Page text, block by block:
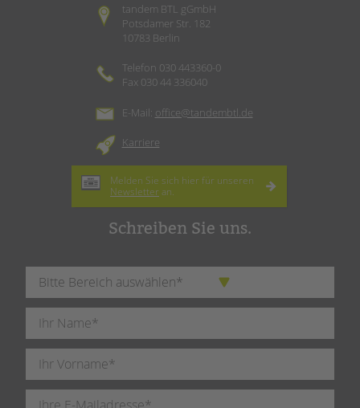
tandem BTL gGmbH
Potsdamer Str. 182
10783 Berlin
Telefon 030 443360-0
Fax 030 44 336040
E-Mail: office@tandembtl.de
Karriere
Melden Sie sich hier für unseren
Newsletter an.
Schreiben Sie uns.